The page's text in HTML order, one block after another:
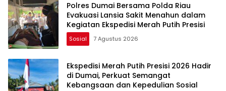
Polres Dumai Bersama Polda Riau
Evakuasi Lansia Sakit Menahun dalam
Kegiatan Ekspedisi Merah Putih Presisi
Sosial 7 Agustus 2026
Ekspedisi Merah Putih Presisi 2026 Hadir
di Dumai, Perkuat Semangat
Kebangsaan dan Kepedulian Sosial